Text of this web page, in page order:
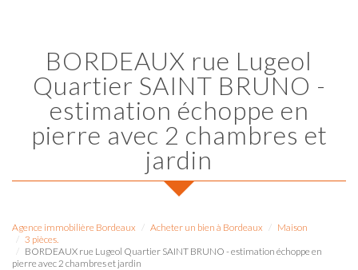
BORDEAUX rue Lugeol
Quartier SAINT BRUNO -
estimation échoppe en
pierre avec 2 chambres et
jardin
Agence immobilière Bordeaux Acheter un bien à Bordeaux
Maison
3 pièces.
BORDEAUX rue Lugeol Quartier SAINT BRUNO - estimation échoppe en
pierre avec 2 chambres et jardin